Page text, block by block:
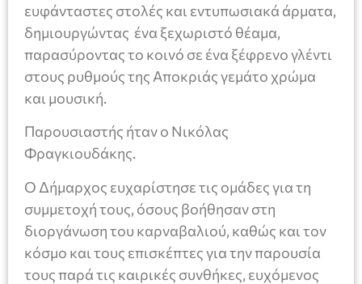
ευφάνταστες στολές και εντυπωσιακά άρματα,
δημιουργώντας ένα ξεχωριστό θέαμα,
παρασύροντας το κοινό σε ένα ξέφρενο γλέντι
στους ρυθμούς της Αποκριάς γεμάτο χρώμα
και μουσική.
Παρουσιαστής ήταν ο Νικόλας
Φραγκιουδάκης.
Ο Δήμαρχος ευχαρίστησε τις ομάδες για τη
συμμετοχή τους, όσους βοήθησαν στη
διοργάνωση του καρναβαλιού, καθώς και τον
κόσμο και τους επισκέπτες για την παρουσία
τους παρά τις καιρικές συνθήκες, ευχόμενος